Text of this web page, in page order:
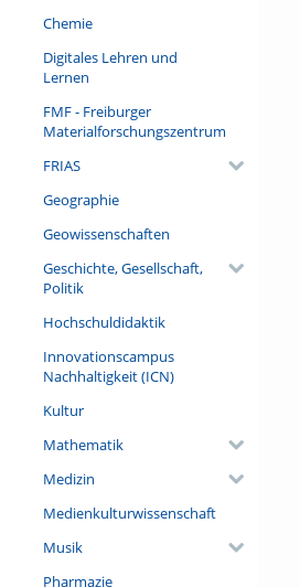
Chemie
Digitales Lehren und
Lernen
FMF - Freiburger
Materialforschungszentrum
FRIAS
Geographie
Geowissenschaften
Geschichte, Gesellschaft,
Politik
Hochschuldidaktik
Innovationscampus
Nachhaltigkeit (ICN)
Kultur
Mathematik
Medizin
Medienkulturwissenschaft
Musik
Pharmazie